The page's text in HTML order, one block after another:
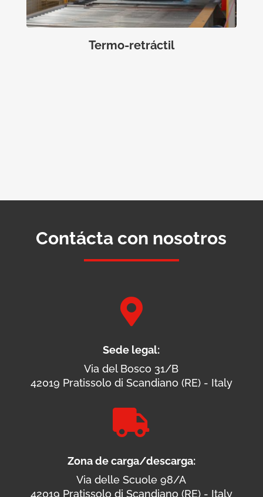
Termo-retráctil
Contácta con nosotros

Sede legal:
Via del Bosco 31/B
42019 Pratissolo di Scandiano (RE) - Italy

Zona de carga/descarga:
Via delle Scuole 98/A
42019 Pratissolo di Scandiano (RE) - Italy